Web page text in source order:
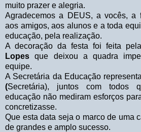
muito prazer e alegria.
Agradecemos a DEUS, a vocês, a
aos amigos, aos alunos e a toda
educação, pela realização.
A decoração da festa foi feita
Lopesque deixou a quadra
equipe.
A Secretária da Educação
(Secretária),
juntos com todos
educação não mediram esforços
concretizasse.
Que esta data seja o marco de uma
de grandes e amplo sucesso.